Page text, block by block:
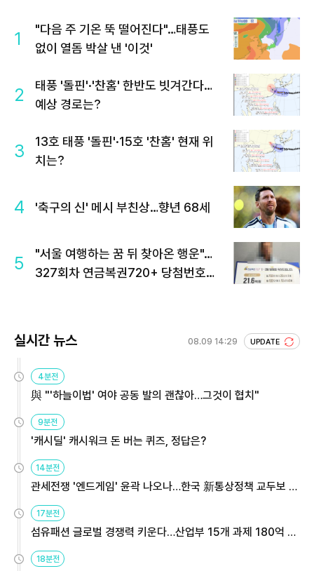
1
"다음 주 기온 뚝 떨어진다"…태풍도
없이 열돔 박살 낸 '이것'
2
태풍 '돌핀'·'찬홈' 한반도 빗겨간다…
예상 경로는?
3
13호 태풍 '돌핀'·15호 '찬홈' 현재 위
치는?
4 '축구의 신' 메시 부친상…향년 68세
5
"서울 여행하는 꿈 뒤 찾아온 행운"…
327회차 연금복권720+ 당첨번호조
실시간 뉴스 08.09 14:29 UPDATE
4분전
與 "'하늘이법' 여야 공동 발의 괜찮아…그것이 협치"
9분전
'캐시딜' 캐시워크 돈 버는 퀴즈, 정답은?
14분전
관세전쟁 '엔드게임' 윤곽 나오나…한국 新통상정책 교두보 활
용해야
17분전
섬유패션 글로벌 경쟁력 키운다…산업부 15개 과제 180억 지
원
18분전